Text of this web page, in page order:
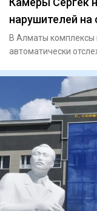
нарушителей
В Алматы комплексы
автоматически